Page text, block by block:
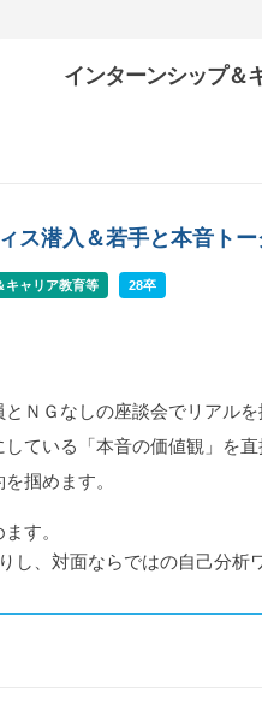
インターンシップ＆
ィス潜入＆若手と本音ト
キャリア教育等 28卒
ＮＧなしの座談会でリアルを
ている「本音の価値観」を直
掴めます。
す。
し、対面ならではの自己分析